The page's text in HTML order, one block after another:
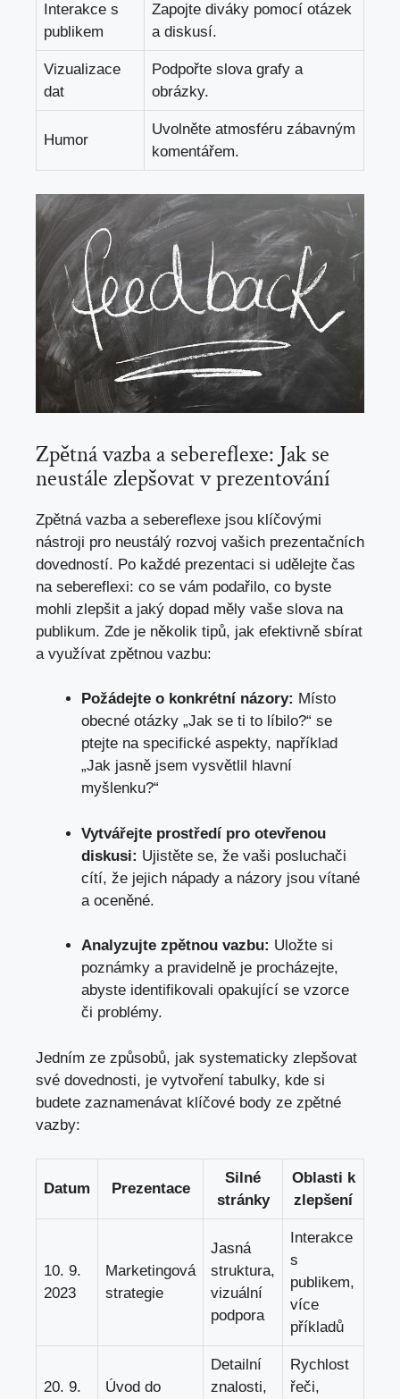
Interakce s
publikem
Zapojte diváky pomocí otázek
a diskusí.
Vizualizace
dat
Podpořte slova grafy a
obrázky.
Humor
Uvolněte atmosféru zábavným
komentářem.
Zpětná vazba a sebereflexe: Jak se
neustále zlepšovat v prezentování
Zpětná vazba a sebereflexe jsou klíčovými
nástroji pro neustálý rozvoj vašich prezentačních
dovedností. Po každé prezentaci si udělejte čas
na sebereflexi: co se vám podařilo, co byste
mohli zlepšit a jaký dopad měly vaše slova na
publikum. Zde je několik tipů, jak efektivně sbírat
a využívat zpětnou vazbu:
Požádejte o konkrétní názory: Místo
obecné otázky „Jak se ti to líbilo?“ se
ptejte na specifické aspekty, například
„Jak jasně jsem vysvětlil hlavní
myšlenku?“
Vytvářejte prostředí pro otevřenou
diskusi: Ujistěte se, že vaši posluchači
cítí, že jejich nápady a názory jsou vítané
a oceněné.
Analyzujte zpětnou vazbu: Uložte si
poznámky a pravidelně je procházejte,
abyste identifikovali opakující se vzorce
či problémy.
Jedním ze způsobů, jak systematicky zlepšovat
své dovednosti, je vytvoření tabulky, kde si
budete zaznamenávat klíčové body ze zpětné
vazby:
Datum Prezentace
Silné
stránky
Oblasti k
zlepšení
10. 9.
2023
Marketingová
strategie
Jasná
struktura,
vizuální
podpora
Interakce
s
publikem,
více
příkladů
20. 9. Úvod do
Detailní
znalosti,
Rychlost
řeči,